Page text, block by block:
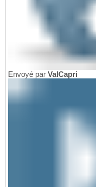
Envoyé par ValCapri